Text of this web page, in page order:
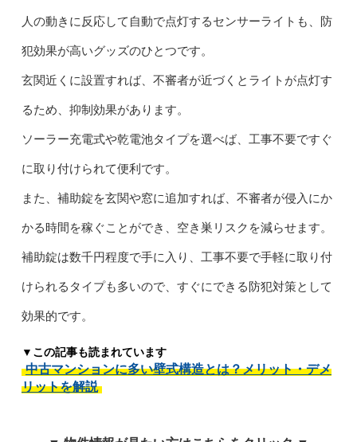
人の動きに反応して自動で点灯するセンサーライトも、防
犯効果が高いグッズのひとつです。
玄関近くに設置すれば、不審者が近づくとライトが点灯す
るため、抑制効果があります。
ソーラー充電式や乾電池タイプを選べば、工事不要ですぐ
に取り付けられて便利です。
また、補助錠を玄関や窓に追加すれば、不審者が侵入にか
かる時間を稼ぐことができ、空き巣リスクを減らせます。
補助錠は数千円程度で手に入り、工事不要で手軽に取り付
けられるタイプも多いので、すぐにできる防犯対策として
効果的です。
▼この記事も読まれています
中古マンションに多い壁式構造とは？メリット・デメ
リットを解説